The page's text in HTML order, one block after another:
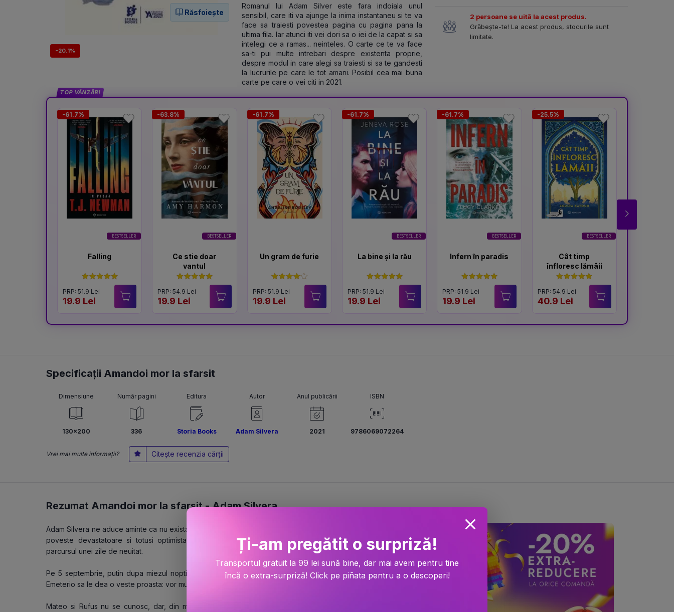
-20.1%
Răsfoiește
Romanul lui Adam Silver este fara indoiala unul
sensibil, care iti va ajunge la inima instantaneu si te va
face sa traiesti povestea pagina cu pagina pana la
ultima fila. Iar atunci iti vei dori sa o iei de la capat si sa
intelegi ce a ramas... neinteles. O carte ce te va face
sa-ti pui multe intrebari despre existenta proprie,
despre modul in care alegi sa traiesti si sa te gandesti
la lucrurile pe care le tot amani. Posibil cea mai buna
carte pe care o vei citi in 2021.
2 persoane se uită la acest produs.
Grăbește-te! La acest produs, stocurile sunt
limitate.
TOP VÂNZĂRI
BESTSELLER
-61.7%
Falling
PRP: 51.9 Lei
19.9 Lei
BESTSELLER
-63.8%
Ce stie doar
vantul
PRP: 54.9 Lei
19.9 Lei
-61.7%
Un gram de furie
PRP: 51.9 Lei
19.9 Lei
BESTSELLER
-61.7%
La bine și la rău
PRP: 51.9 Lei
19.9 Lei
BESTSELLER
-61.7%
Infern în paradis
PRP: 51.9 Lei
19.9 Lei
BESTSELLER
-25.5%
Cât timp
înfloresc lămâii
PRP: 54.9 Lei
40.9 Lei
Specificații Amandoi mor la sfarsit
Dimensiune
130x200
Număr pagini
336
Editura
Storia Books
Autor
Adam Silvera
Anul publicării
2021
ISBN
9786069072264
Vrei mai multe informații? Citește recenzia cărții
Rezumat Amandoi mor la sfarsit -Adam Silvera
Adam Silvera ne aduce aminte ca nu exista viata fara moarte si nici dragoste fara pierdere, intr-o
poveste devastatoare si totusi optimista, despre doi oameni a caror viata se schimba pe
parcursul unei zile de neuitat.
Pe 5 septembrie, putin dupa miezul noptii, Crainicii Mortii ii suna pe Mateo Torrez si pe Rufus
Emeterio sa le dea o veste proasta: vor muri astazi.
Mateo si Rufus nu se cunosc, dar, din motive diferite, amandoi cauta un prieten nou in Ziua
Ți-am pregătit o surpriză!
Transportul gratuit la 99 lei sună bine, dar mai avem pentru tine
încă o extra-surpriză! Click pe piñata pentru a o descoperi!